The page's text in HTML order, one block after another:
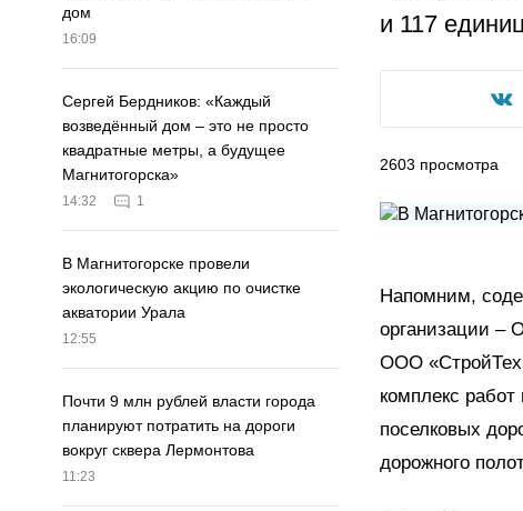
дом
16:09
Сергей Бердников: «Каждый
возведённый дом – это не просто
квадратные метры, а будущее
Магнитогорска»
14:32 1
В Магнитогорске провели
экологическую акцию по очистке
акватории Урала
12:55
Почти 9 млн рублей власти города
планируют потратить на дороги
вокруг сквера Лермонтова
11:23
и 117
2603 просмотра
Напомним,
организации –
ООО
комплекс
поселковых
дорожного